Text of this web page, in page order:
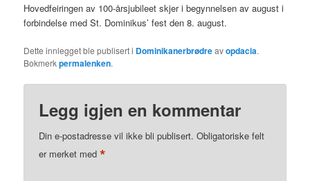
Hovedfeiringen av 100-årsjubileet skjer i begynnelsen av august i
forbindelse med St. Dominikus’ fest den 8. august.
Dette innlegget ble publisert i Dominikanerbrødreavopdacia.
Bokmerkpermalenken.
Legg igjen en kommentar
Din e-postadresse vil ikke bli publisert. Obligatoriske felt
er merket med*